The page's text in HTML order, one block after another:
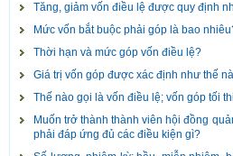
Tăng, giảm vốn điều lệ được quy định
Mức vốn bắt buộc phải góp là bao
Thời hạn và mức góp vốn điều lệ?
Giá trị vốn góp được xác định như thế
Thế nào gọi là vốn điều lệ; vốn góp tối
Muốn trở thành thành viên hội đồng
phải đáp ứng đủ các điều kiện gì?